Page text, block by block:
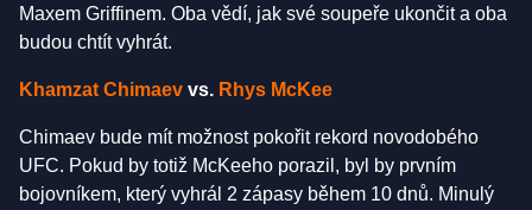
Maxem Griffinem. Oba vědí, jak své soupeře ukončit a oba
budou chtít vyhrát.
Khamzat Chimaev vs. Rhys McKee
Chimaev bude mít možnost pokořit rekord novodobého
UFC. Pokud by totiž McKeeho porazil, byl by prvním
bojovníkem, který vyhrál 2 zápasy během 10 dnů. Minulý